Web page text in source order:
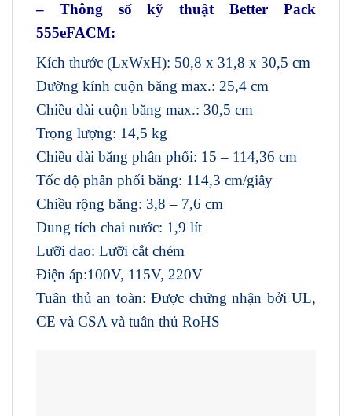
– Thông số kỹ thuật Better Pack
555eFACM:
Kích thước (LxWxH): 50,8 x 31,8 x 30,5 cm
Đường kính cuộn băng max.: 25,4 cm
Chiều dài cuộn băng max.: 30,5 cm
Trọng lượng: 14,5 kg
Chiều dài băng phân phối: 15 – 114,36 cm
Tốc độ phân phối băng: 114,3 cm/giây
Chiều rộng băng: 3,8 – 7,6 cm
Dung tích chai nước: 1,9 lít
Lưỡi dao: Lưỡi cắt chém
Điện áp:100V, 115V, 220V
Tuân thủ an toàn: Được chứng nhận bởi UL,
CE và CSA và tuân thủ RoHS